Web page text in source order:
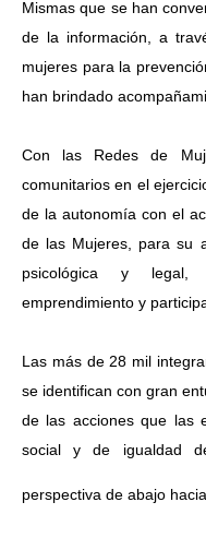
Mismas que se han
de la información, a
mujeres para la
han brindado
Con las Redes de
comunitarios en el
de la autonomía con el
de las Mujeres, para su
psicológica y legal,
emprendimiento y
Las más de 28 mil
se identifican con gran
de las acciones que las
social y de igualdad
perspectiva de abajo